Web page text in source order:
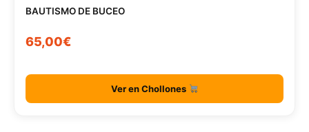
BAUTISMO DE BUCEO
65,00€
Ver en Chollones